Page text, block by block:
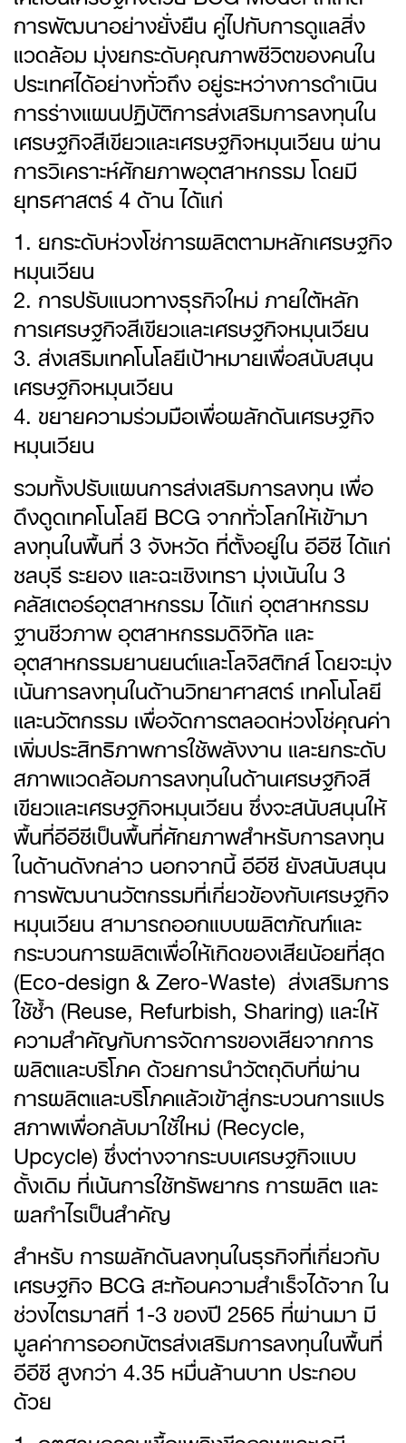
การพัฒนาอย่างยั่งยืน คู่ไปกับการดูแลสิ่ง
แวดล้อม มุ่งยกระดับคุณภาพชีวิตของคนใน
ประเทศได้อย่างทั่วถึง อยู่ระหว่างการดำเนิน
การร่างแผนปฏิบัติการส่งเสริมการลงทุนใน
เศรษฐกิจสีเขียวและเศรษฐกิจหมุนเวียน ผ่าน
การวิเคราะห์ศักยภาพอุตสาหกรรม โดยมี
ยุทธศาสตร์ 4 ด้าน ได้แก่
1. ยกระดับห่วงโซ่การผลิตตามหลักเศรษฐกิจ
หมุนเวียน
2. การปรับแนวทางธุรกิจใหม่ ภายใต้หลัก
การเศรษฐกิจสีเขียวและเศรษฐกิจหมุนเวียน
3. ส่งเสริมเทคโนโลยีเป้าหมายเพื่อสนับสนุน
เศรษฐกิจหมุนเวียน
4. ขยายความร่วมมือเพื่อผลักดันเศรษฐกิจ
หมุนเวียน
รวมทั้งปรับแผนการส่งเสริมการลงทุน เพื่อ
ดึงดูดเทคโนโลยี BCG จากทั่วโลกให้เข้ามา
ลงทุนในพื้นที่ 3 จังหวัด ที่ตั้งอยู่ใน อีอีซี ได้แก่
ชลบุรี ระยอง และฉะเชิงเทรา มุ่งเน้นใน 3
คลัสเตอร์อุตสาหกรรม ได้แก่ อุตสาหกรรม
ฐานชีวภาพ อุตสาหกรรมดิจิทัล และ
อุตสาหกรรมยานยนต์และโลจิสติกส์ โดยจะมุ่ง
เน้นการลงทุนในด้านวิทยาศาสตร์ เทคโนโลยี
และนวัตกรรม เพื่อจัดการตลอดห่วงโซ่คุณค่า
เพิ่มประสิทธิภาพการใช้พลังงาน และยกระดับ
สภาพแวดล้อมการลงทุนในด้านเศรษฐกิจสี
เขียวและเศรษฐกิจหมุนเวียน ซึ่งจะสนับสนุนให้
พื้นที่อีอีซีเป็นพื้นที่ศักยภาพสำหรับการลงทุน
ในด้านดังกล่าว นอกจากนี้ อีอีซี ยังสนับสนุน
การพัฒนานวัตกรรมที่เกี่ยวข้องกับเศรษฐกิจ
หมุนเวียน สามารถออกแบบผลิตภัณฑ์และ
กระบวนการผลิตเพื่อให้เกิดของเสียน้อยที่สุด
(Eco-design & Zero-Waste) ส่งเสริมการ
ใช้ซ้ำ (Reuse, Refurbish, Sharing) และให้
ความสำคัญกับการจัดการของเสียจากการ
ผลิตและบริโภค ด้วยการนำวัตถุดิบที่ผ่าน
การผลิตและบริโภคแล้วเข้าสู่กระบวนการแปร
สภาพเพื่อกลับมาใช้ใหม่ (Recycle,
Upcycle) ซึ่งต่างจากระบบเศรษฐกิจแบบ
ดั้งเดิม ที่เน้นการใช้ทรัพยากร การผลิต และ
ผลกำไรเป็นสำคัญ
สำหรับ การผลักดันลงทุนในธุรกิจที่เกี่ยวกับ
เศรษฐกิจ BCG สะท้อนความสำเร็จได้จาก ใน
ช่วงไตรมาสที่ 1-3 ของปี 2565 ที่ผ่านมา มี
มูลค่าการออกบัตรส่งเสริมการลงทุนในพื้นที่
อีอีซี สูงกว่า 4.35 หมื่นล้านบาท ประกอบ
ด้วย